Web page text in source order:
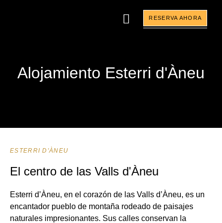
RESERVA AHORA
Alojamiento Esterri d'Àneu
ESTERRI D'ÀNEU
El centro de las Valls d'Àneu
Esterri d’Àneu, en el corazón de las Valls d’Àneu, es un
encantador pueblo de montaña rodeado de paisajes
naturales impresionantes. Sus calles conservan la